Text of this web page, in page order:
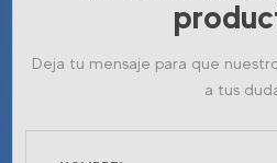
Deja tu mensaje para que
a tus